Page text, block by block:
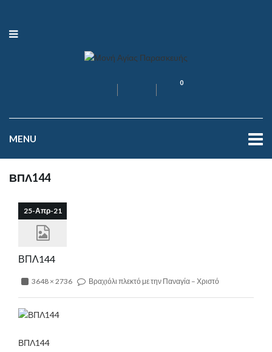
0
MENU
ΒΠΛ144
25-Απρ-21
ΒΠΛ144
3648 × 2736 Βραχιόλι πλεκτό με την Παναγία – Χριστό
ΒΠΛ144